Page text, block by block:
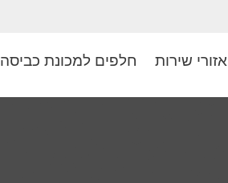
אזורי שירות חלפים למכונת כביסה